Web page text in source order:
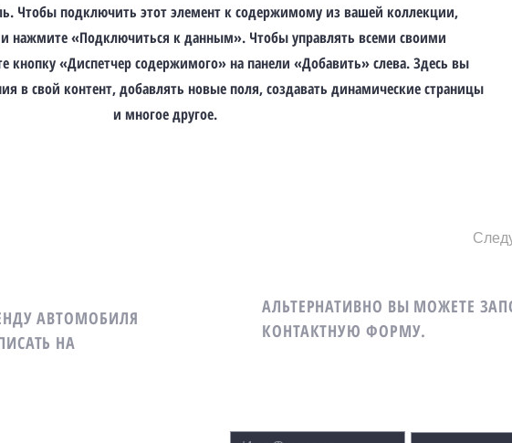
Чтобы подключить этот элемент к содержимому из вашей коллекции,
нажмите «Подключиться к данным». Чтобы управлять всеми своими
кнопку «Диспетчер содержимого» на панели «Добавить» слева. Здесь вы
в свой контент, добавлять новые поля, создавать динамические страницы
и многое другое.
АВТОМОБИЛЯ
НА
АЛЬТЕРНАТИВНО ВЫ МОЖЕТЕ
КОНТАКТНУЮ ФОРМУ.